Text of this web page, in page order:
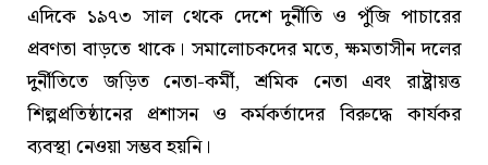
এদিকে ১৯৭৩ সাল থেকে দেশে দুর্নীতি ও পুঁজি পাচারের
প্রবণতা বাড়তে থাকে। সমালোচকদের মতে, ক্ষমতাসীন দলের
দুর্নীতিতে জড়িত নেতা-কর্মী, শ্রমিক নেতা এবং রাষ্ট্রায়ত্ত
শিল্পপ্রতিষ্ঠানের প্রশাসন ও কর্মকর্তাদের বিরুদ্ধে কার্যকর
ব্যবস্থা নেওয়া সম্ভব হয়নি।